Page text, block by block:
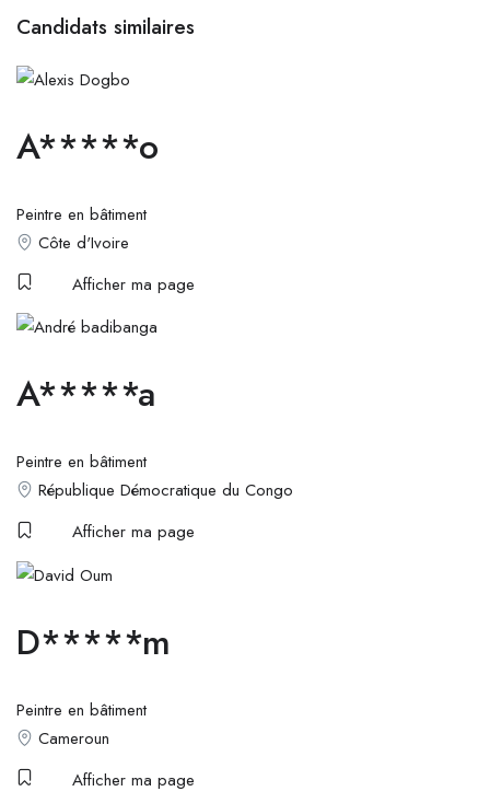
Candidats similaires
A*****o
Peintre en bâtiment
Côte d'Ivoire
Afficher ma page
A*****a
Peintre en bâtiment
République Démocratique du Congo
Afficher ma page
D*****m
Peintre en bâtiment
Cameroun
Afficher ma page